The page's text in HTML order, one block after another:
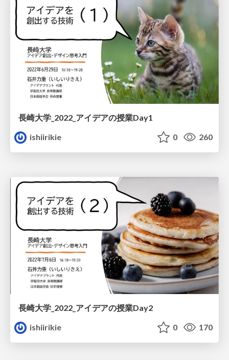
長崎大学_2022_アイデアの授業Day1
ishiirikie
0 260
長崎大学_2022_アイデアの授業Day2
ishiirikie
0 170